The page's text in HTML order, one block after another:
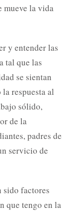
mueve la vida
y entender las
tal que las
se sientan
respuesta al
sólido,
de la
padres de
servicio de
sido factores
que tengo en la